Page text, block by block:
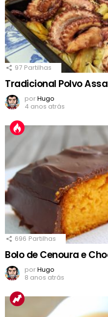
97 Partilhas
Tradicional Polvo
porHugo
4 anos atrás
696 Partilhas
Bolo de Cenoura e
porHugo
8 anos atrás